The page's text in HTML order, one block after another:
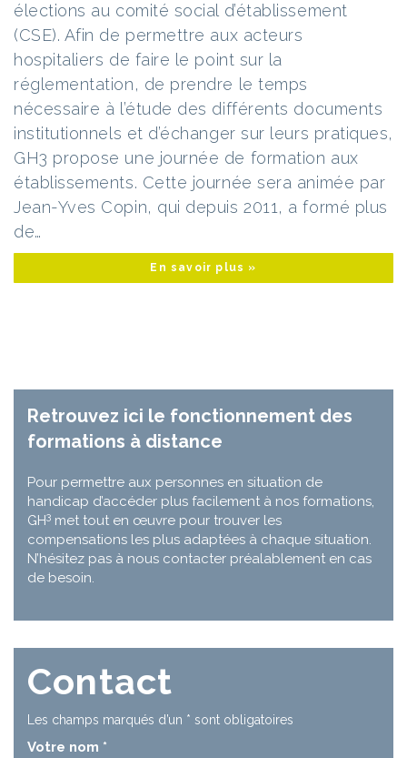
élections au comité social d’établissement
(CSE). Afin de permettre aux acteurs
hospitaliers de faire le point sur la
réglementation, de prendre le temps
nécessaire à l’étude des différents documents
institutionnels et d’échanger sur leurs pratiques,
GH3 propose une journée de formation aux
établissements. Cette journée sera animée par
Jean-Yves Copin, qui depuis 2011, a formé plus
de…
En savoir plus »
Retrouvez ici le fonctionnement des
formations à distance
Pour permettre aux personnes en situation de
handicap d’accéder plus facilement à nos formations,
GH3 met tout en œuvre pour trouver les
compensations les plus adaptées à chaque situation.
N’hésitez pas à nous contacter préalablement en cas
de besoin.
Contact
Les champs marqués d’un * sont obligatoires
Votre nom *